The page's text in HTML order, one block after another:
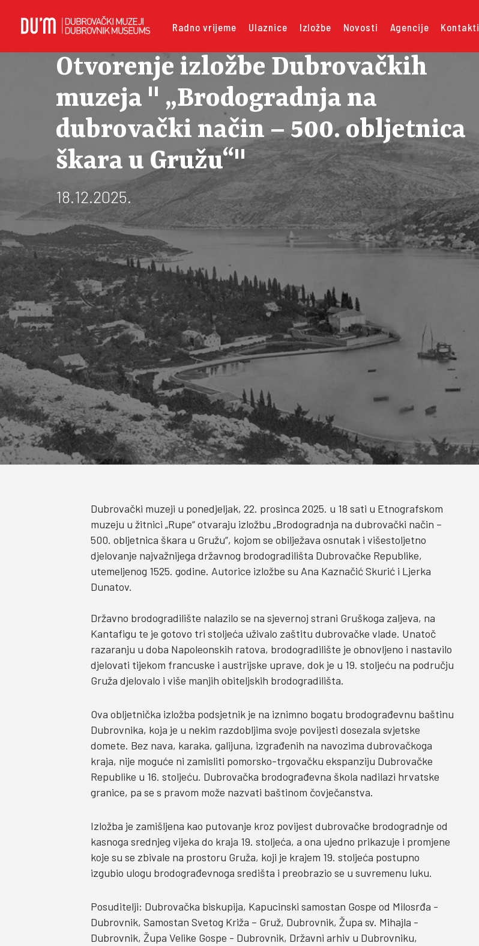
Radno vrijeme Ulaznice Izložbe Novosti Agencije Kontakti
Otvorenje izložbe Dubrovačkih
muzeja " „Brodogradnja na
dubrovački način – 500. obljetnica
škara u Gružu“"
18.12.2025.
Dubrovački muzeji u ponedjeljak, 22. prosinca 2025. u 18 sati u Etnografskom
muzeju u žitnici „Rupe“ otvaraju izložbu „Brodogradnja na dubrovački način –
500. obljetnica škara u Gružu“, kojom se obilježava osnutak i višestoljetno
djelovanje najvažnijega državnog brodogradilišta Dubrovačke Republike,
utemeljenog 1525. godine. Autorice izložbe su Ana Kaznačić Skurić i Ljerka
Dunatov.
Državno brodogradilište nalazilo se na sjevernoj strani Gruškoga zaljeva, na
Kantafigu te je gotovo tri stoljeća uživalo zaštitu dubrovačke vlade. Unatoč
razaranju u doba Napoleonskih ratova, brodogradilište je obnovljeno i nastavilo
djelovati tijekom francuske i austrijske uprave, dok je u 19. stoljeću na području
Gruža djelovalo i više manjih obiteljskih brodogradilišta.
Ova obljetnička izložba podsjetnik je na iznimno bogatu brodograđevnu baštinu
Dubrovnika, koja je u nekim razdobljima svoje povijesti dosezala svjetske
domete. Bez nava, karaka, galijuna, izgrađenih na navozima dubrovačkoga
kraja, nije moguće ni zamisliti pomorsko-trgovačku ekspanziju Dubrovačke
Republike u 16. stoljeću. Dubrovačka brodograđevna škola nadilazi hrvatske
granice, pa se s pravom može nazvati baštinom čovječanstva.
Izložba je zamišljena kao putovanje kroz povijest dubrovačke brodogradnje od
kasnoga srednjeg vijeka do kraja 19. stoljeća, a ona ujedno prikazuje i promjene
koje su se zbivale na prostoru Gruža, koji je krajem 19. stoljeća postupno
izgubio ulogu brodograđevnoga središta i preobrazio se u suvremenu luku.
Posuditelji: Dubrovačka biskupija, Kapucinski samostan Gospe od Milosrđa -
Dubrovnik, Samostan Svetog Križa – Gruž, Dubrovnik, Župa sv. Mihajla -
Dubrovnik, Župa Velike Gospe - Dubrovnik, Državni arhiv u Dubrovniku,